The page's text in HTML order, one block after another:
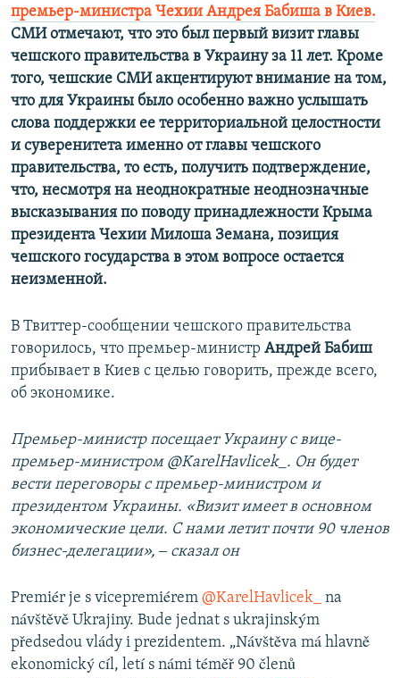
премьер-министра Чехии Андрея Бабиша в Киев.
СМИ отмечают, что это был первый визит главы
чешского правительства в Украину за 11 лет. Кроме
того, чешские СМИ акцентируют внимание на том,
что для Украины было особенно важно услышать
слова поддержки ее территориальной целостности
и суверенитета именно от главы чешского
правительства, то есть, получить подтверждение,
что, несмотря на неоднократные неоднозначные
высказывания по поводу принадлежности Крыма
президента Чехии Милоша Земана, позиция
чешского государства в этом вопросе остается
неизменной.
В Твиттер-сообщении чешского правительства
говорилось, что премьер-министр Андрей Бабиш
прибывает в Киев с целью говорить, прежде всего,
об экономике.
Премьер-министр посещает Украину с вице-
премьер-министром @KarelHavlicek_. Он будет
вести переговоры с премьер-министром и
президентом Украины. «Визит имеет в основном
экономические цели. С нами летит почти 90 членов
бизнес-делегации», ‒ сказал он
Premiér je s vicepremiérem @KarelHavlicek_
na
návštěvě Ukrajiny. Bude jednat s ukrajinským
předsedou vlády i prezidentem. „Návštěva má hlavně
ekonomický cíl, letí s námi téměř 90 členů